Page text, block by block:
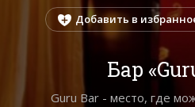
Добавить в
Бар
Guru Bar - место, где